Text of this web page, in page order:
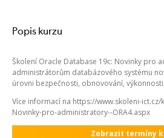
Popis kurzu
Školení Oracle Database 19c: Novinky pro
administrátorům databázového systému
úrovni bezpečnosti, obnovování,
Více informací na https://www.skoleni-
Novinky-pro-administratory--ORA4.aspx
Zobrazit termíny